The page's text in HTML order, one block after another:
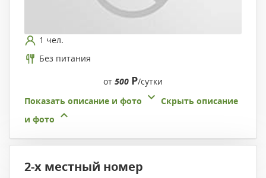
1 чел.
Без питания
от 500 Р/сутки
Показать описание и фото
Скрыть описание
и фото
2-х местный номер